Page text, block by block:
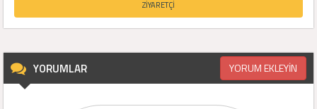
ZİYARETÇİ
YORUMLAR YORUM EKLEYİN